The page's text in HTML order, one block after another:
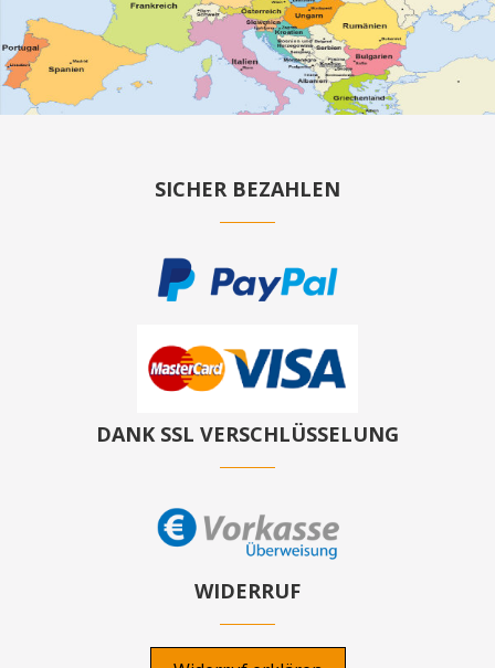
SICHER BEZAHLEN
DANK SSL VERSCHLÜSSELUNG
WIDERRUF